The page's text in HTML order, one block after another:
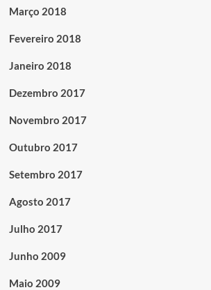
Março 2018
Fevereiro 2018
Janeiro 2018
Dezembro 2017
Novembro 2017
Outubro 2017
Setembro 2017
Agosto 2017
Julho 2017
Junho 2009
Maio 2009